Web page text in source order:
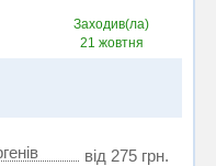
Заходив(ла)
21 жовтня
від 275 грн.